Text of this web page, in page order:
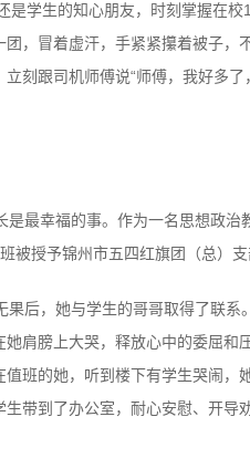
学生的知心朋友，时刻掌握在
，冒着虚汗，手紧紧攥着被子
刻跟司机师傅说“师傅，我好多
最幸福的事。作为一名思想政
被授予锦州市五四红旗团（总）支
后，她与学生的哥哥取得了联
肩膀上大哭，释放心中的委屈
班的她，听到楼下有学生哭闹，
带到了办公室，耐心安慰、开